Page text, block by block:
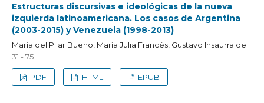
Estructuras discursivas e ideológicas de la nueva
izquierda latinoamericana. Los casos de Argentina
(2003-2015) y Venezuela (1998-2013)
María del Pilar Bueno, María Julia Francés, Gustavo Insaurralde
31 - 75
PDF HTML EPUB